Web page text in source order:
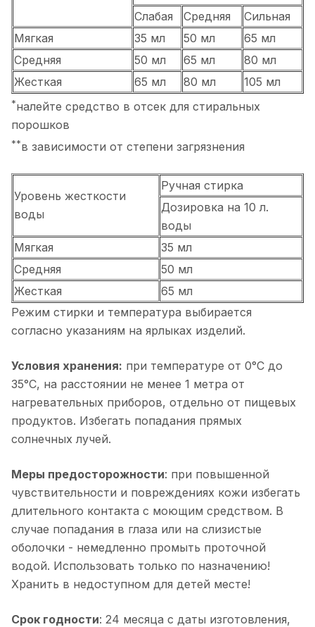
Слабая
Средняя
Сильная
Мягкая
35 мл 50 мл
65 мл
Средняя
50 мл 65 мл
80 мл
Жесткая
65 мл 80 мл 105 мл
*налейте средство в отсек для стиральных
порошков
**в зависимости от степени загрязнения
Уровень жесткости
воды
Ручная стирка
Дозировка на 10 л.
воды
Мягкая
35 мл
Средняя
50 мл
Жесткая
65 мл
Режим стирки и температура выбирается
согласно указаниям на ярлыках изделий.
Условия хранения: при температуре от 0°С до
35°С, на расстоянии не менее 1 метра от
нагревательных приборов, отдельно от пищевых
продуктов. Избегать попадания прямых
солнечных лучей.
Меры предосторожности: при повышенной
чувствительности и повреждениях кожи избегать
длительного контакта с моющим средством. В
случае попадания в глаза или на слизистые
оболочки - немедленно промыть проточной
водой. Использовать только по назначению!
Хранить в недоступном для детей месте!
Срок годности: 24 месяца с даты изготовления,